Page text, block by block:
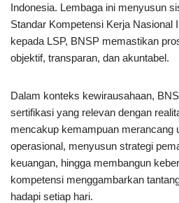
Indonesia. Lembaga ini menyusun
Standar Kompetensi Kerja Nasional
kepada LSP, BNSP memastikan
objektif, transparan, dan akuntabel.
Dalam konteks kewirausahaan,
sertifikasi yang relevan dengan
mencakup kemampuan merancang
operasional, menyusun strategi
keuangan, hingga membangun
kompetensi menggambarkan
hadapi setiap hari.